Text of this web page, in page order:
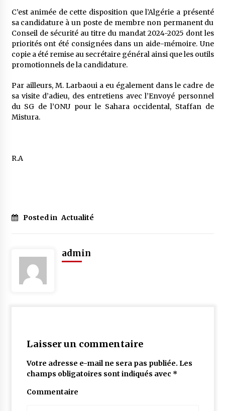
C’est animée de cette disposition que l’Algérie a présenté
sa candidature à un poste de membre non permanent du
Conseil de sécurité au titre du mandat 2024-2025 dont les
priorités ont été consignées dans un aide-mémoire. Une
copie a été remise au secrétaire général ainsi que les outils
promotionnels de la candidature.
Par ailleurs, M. Larbaoui a eu également dans le cadre de
sa visite d’adieu, des entretiens avec l’Envoyé personnel
du SG de l’ONU pour le Sahara occidental, Staffan de
Mistura.
R.A
Posted in Actualité
admin
Laisser un commentaire
Votre adresse e-mail ne sera pas publiée. Les
champs obligatoires sont indiqués avec *
Commentaire